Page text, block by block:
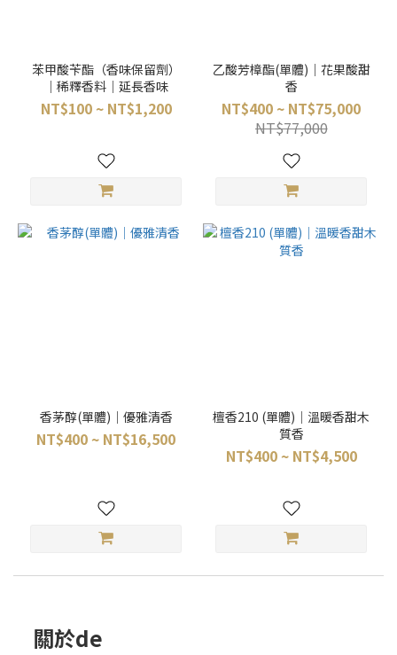
苯甲酸苄酯（香味保留劑）
｜稀釋香料｜延長香味
NT$100 ~ NT$1,200
乙酸芳樟酯(單體)｜花果酸甜
香
NT$400 ~ NT$75,000
NT$77,000
香茅醇(單體)｜優雅清香
NT$400 ~ NT$16,500
檀香210 (單體)｜溫暖香甜木
質香
NT$400 ~ NT$4,500
關於de